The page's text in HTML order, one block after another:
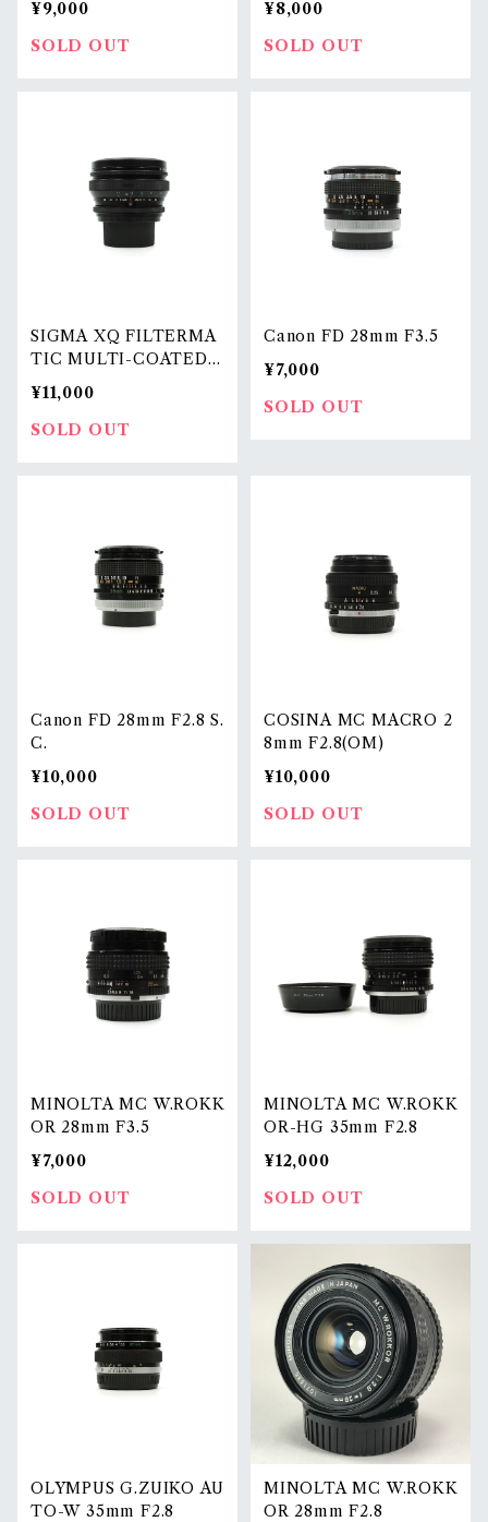
¥9,000
SOLD OUT
¥8,000
SOLD OUT
SIGMA XQ FILTERMA
TIC MULTI-COATED 2
4mm F2.8
¥11,000
SOLD OUT
Canon FD 28mm F3.5
¥7,000
SOLD OUT
Canon FD 28mm F2.8 S.
C.
¥10,000
SOLD OUT
COSINA MC MACRO 2
8mm F2.8(OM)
¥10,000
SOLD OUT
MINOLTA MC W.ROKK
OR 28mm F3.5
¥7,000
SOLD OUT
MINOLTA MC W.ROKK
OR-HG 35mm F2.8
¥12,000
SOLD OUT
OLYMPUS G.ZUIKO AU
TO-W 35mm F2.8
MINOLTA MC W.ROKK
OR 28mm F2.8